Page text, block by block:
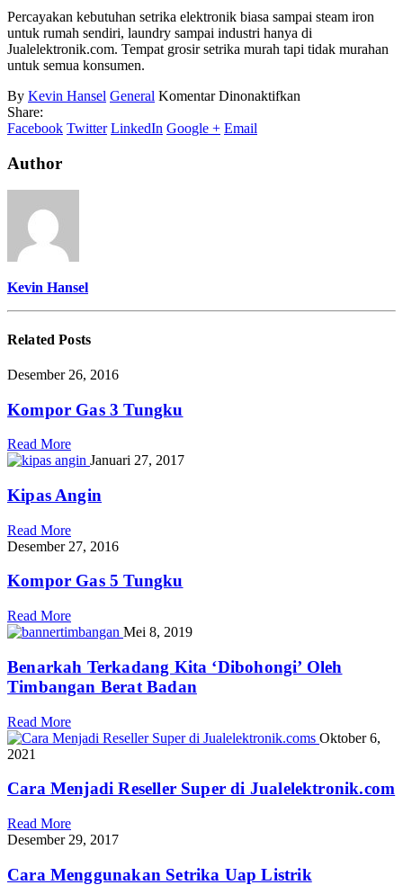
Percayakan kebutuhan setrika elektronik biasa sampai steam iron
untuk rumah sendiri, laundry sampai industri hanya di
Jualelektronik.com. Tempat grosir setrika murah tapi tidak murahan
untuk semua konsumen.
By Kevin Hansel General Komentar Dinonaktifkan
Share:
Facebook Twitter LinkedIn Google + Email
Author
Kevin Hansel
RelatedPosts
Desember 26, 2016
Kompor Gas 3 Tungku
Read More
Januari 27, 2017
Kipas Angin
Read More
Desember 27, 2016
Kompor Gas 5 Tungku
Read More
Mei 8, 2019
Benarkah Terkadang Kita ‘Dibohongi’ Oleh
Timbangan Berat Badan
Read More
Oktober 6,
2021
Cara Menjadi Reseller Super di Jualelektronik.com
Read More
Desember 29, 2017
Cara Menggunakan Setrika Uap Listrik